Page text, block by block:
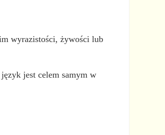
wyrazistości, żywości lub
jest celem samym w